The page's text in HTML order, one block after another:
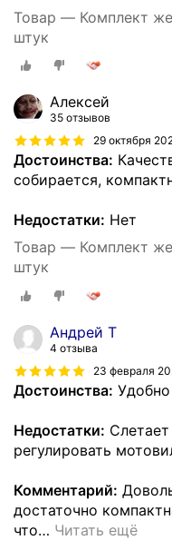
Товар — Комплект
штук
Алексей
35 отзывов
29 октября
Достоинства:
собирается,
Недостатки: Нет
Товар — Комплект
штук
Андрей Т
4 отзыва
23 февраля
Достоинства: Удобно
Недостатки:
регулировать
Комментарий:
достаточно
что… Читать ещё